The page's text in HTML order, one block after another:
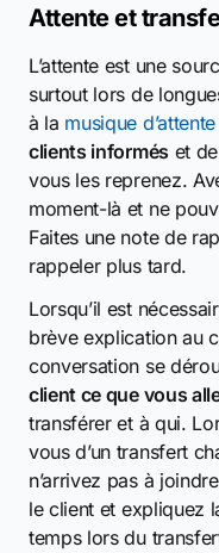
Attente et
L’attente est une
surtout lors de
à la musique d’attente
clients informés et
vous les reprenez.
moment-là et ne
Faites une note de
rappeler plus tard.
Lorsqu’il est
brève explication au
conversation se
client ce que vous
transférer et à qui.
vous d’un transfert
n’arrivez pas à
le client et expliquez
temps lors du